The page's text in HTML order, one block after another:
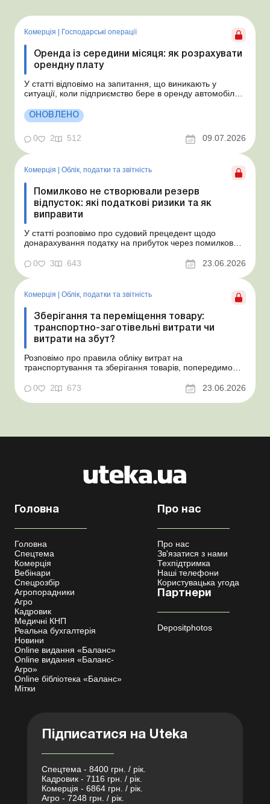
Комерція Господарські операції
Оренда із середини місяця: як розрахувати
орендну плату
У статті відповімо на запитання, що виникають у
ситуації, коли підприємство бере в оренду автомобіль у
місяця. Підприємство орендує у фізособи автомобіль з
15.07.2026. Згідно з умовами договору орендна плата
становить 4 000 грн на місяць. Виникла...
ОНОВЛЕНО
0 2 512 09.07.2026
Комерція | Облік, податки та звiтнiсть
Помилково не створювали резерв
відпусток: які податкові ризики та як
виправити
У статті розповімо про судовий прецедент щодо
донарахування податку на прибуток через помилково
надамо рекомендації, як мінімізувати податкові ризики.
Проблемні витрати: податкові ризики та судова
практика Розуміємо ваші хвилювання через помилкове
неств...
0 3 643 23.06.2026
Комерція | Облік, податки та звiтнiсть
Зберігання та переміщення товару:
транспортно-заготівельні витрати чи
витрати на збут?
Розповімо про правила обліку витрат на
транспортування та зберігання товарів, попередимо
нормативне обґрунтування. Проблемні витрати:
податкові ризики та судова практика Здавалось би, у
цьому питанні неоднозначності бути не може. Однак,
0 2 673 23.06.2026
Головна
Головна
Спецтема
Комерція
Вебінари
Спецрозбір
Агропорадники
Агро
Кадровик
Медичні КНП
Реальна бухгалтерія
Новини
Online видання «Баланс»
Online видання «Баланс-
Агро»
Online бібліотека «Баланс»
Мітки
Про нас
Про нас
Зв'язатися з нами
Техпідтримка
Наші телефони
Користувацька угода
Партнери
Depositphotos
Підписатися на Uteka
Спецтема - 8400 грн. / рік.
Кадровик - 7116 грн. / рік.
Комерція - 6864 грн. / рік.
Агро - 7248 грн. / рік.